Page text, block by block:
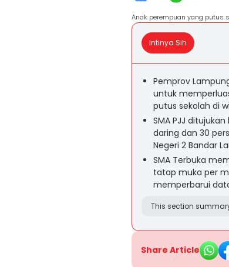
Anak perempuan yang putus
Intinya Sih
Pemprov
untuk
putus sekolah di
SMA PJJ
daring dan 30
Negeri 2 Bandar
SMA Terbuka
tatap muka per
memperbarui
This section
Share Article